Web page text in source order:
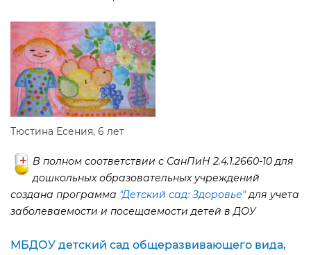
Тюстина Есения, 6 лет
полном соответствии с СанПиН 2.4.1.2660-10 для
дошкольных образовательных учреждений
создана программа "Детский сад: Здоровье"для учета
заболеваемости и посещаемости детей в ДОУ
МБДОУ детский сад общеразвивающего вида,